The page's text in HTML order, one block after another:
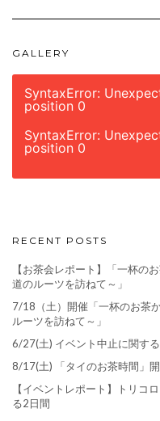
GALLERY
SyntaxError:
position 0
SyntaxError:
position 0
RECENT POSTS
【お茶会レポート】「一杯の
道のルーツを訪ねて～」
7/18（土）開催「一杯のお茶
ルーツを訪ねて～」
6/27(土) イベント中止に関す
8/17(土) 「タイのお茶時間」
【イベントレポート】トリコ
る2日間